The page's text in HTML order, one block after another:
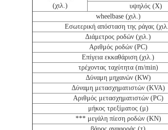
(χιλ.)
υψηλός (Χ)
wheelbase (χιλ.)
Εσωτερική απόσταση της ράγας
Διάμετρος ροδών (χιλ.)
Αριθμός ροδών (PC)
Επίγεια εκκαθάριση (χιλ.)
τρέχοντας ταχύτητα (m/min)
Δύναμη μηχανών (KW)
Δύναμη μετασχηματιστών (KVA)
Αριθμός μετασχηματιστών (PC)
μήκος τρεξίματος (μ)
*** μεγάλη πίεση ροδών (KN)